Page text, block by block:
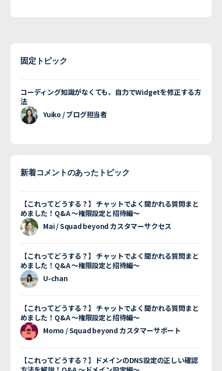
固定トピック
コーディング知識がなくても、自力でWidgetを修正する方
法
Yuiko / ブログ担当者
新着コメントのあったトピック
【これってどうする？】 チャットでよく聞かれる質問まと
めました！Q&A 〜権限設定と招待編〜
Mai / Squad beyond カスタマーサクセス
【これってどうする？】 チャットでよく聞かれる質問まと
めました！Q&A 〜権限設定と招待編〜
U-chan
【これってどうする？】 チャットでよく聞かれる質問まと
めました！Q&A 〜権限設定と招待編〜
Momo / Squad beyond カスタマーサポート
【これってどうする？】ドメインのDNS設定の正しい確認